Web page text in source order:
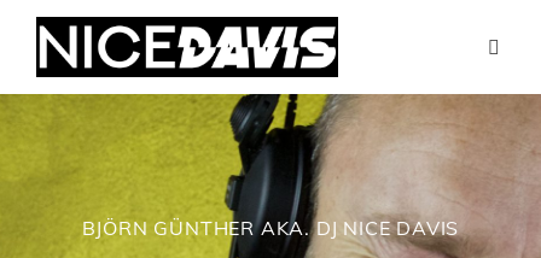
BJÖRN GÜNTHER AKA. DJ NICE DAVIS